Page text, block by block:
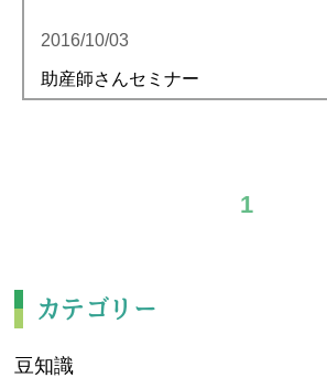
2016/10/03
助産師さんセミナー
1
カテゴリー
豆知識